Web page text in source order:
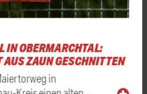
IN OBERMARCHTAL:
ZAUN GESCHNITTEN
in